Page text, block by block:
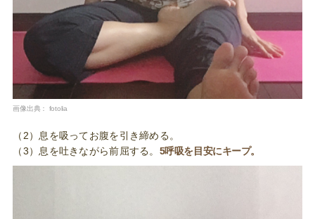
画像出典： fotolia
（2）息を吸ってお腹を引き締める。
（3）息を吐きながら前屈する。 5呼吸を目安にキープ。